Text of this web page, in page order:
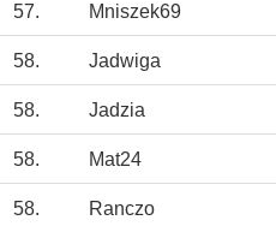
57. Mniszek69
58. Jadwiga
58. Jadzia
58. Mat24
58. Ranczo